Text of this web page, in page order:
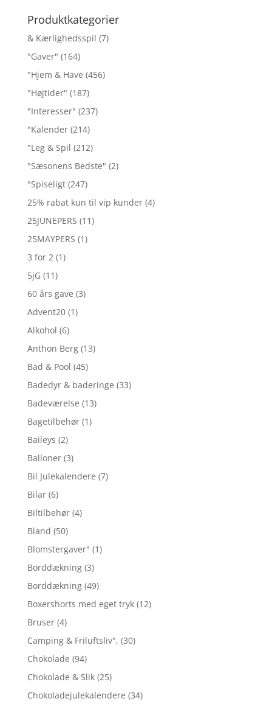
Produktkategorier
& Kærlighedsspil (7)
"Gaver" (164)
"Hjem & Have (456)
"Højtider" (187)
"Interesser" (237)
"Kalender (214)
"Leg & Spil (212)
"Sæsonens Bedste" (2)
"Spiseligt (247)
25% rabat kun til vip kunder (4)
25JUNEPERS (11)
25MAYPERS (1)
3 for 2 (1)
5jG (11)
60 års gave (3)
Advent20 (1)
Alkohol (6)
Anthon Berg (13)
Bad & Pool (45)
Badedyr & baderinge (33)
Badeværelse (13)
Bagetilbehør (1)
Baileys (2)
Balloner (3)
Bil Julekalendere (7)
Bilar (6)
Biltilbehør (4)
Bland (50)
Blomstergaver" (1)
Borddækning (3)
Borddækning (49)
Boxershorts med eget tryk (12)
Bruser (4)
Camping & Friluftsliv", (30)
Chokolade (94)
Chokolade & Slik (25)
Chokoladejulekalendere (34)